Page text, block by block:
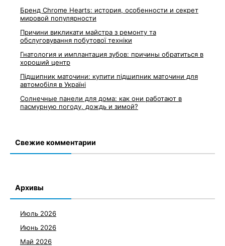
Бренд Chrome Hearts: история, особенности и секрет
мировой популярности
Причини викликати майстра з ремонту та
обслуговування побутової техніки
Гнатология и имплантация зубов: причины обратиться в
хороший центр
Підшипник маточини: купити підшипник маточини для
автомобіля в Україні
Солнечные панели для дома: как они работают в
пасмурную погоду, дождь и зимой?
Свежие комментарии
Архивы
Июль 2026
Июнь 2026
Май 2026